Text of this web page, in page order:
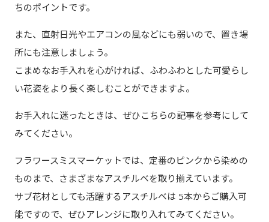
ちのポイントです。
また、直射日光やエアコンの風などにも弱いので、置き場
所にも注意しましょう。
こまめなお手入れを心がければ、ふわふわとした可愛らし
い花姿をより長く楽しむことができますよ。
お手入れに迷ったときは、ぜひこちらの記事を参考にして
みてください。
フラワースミスマーケットでは、定番のピンクから染めの
ものまで、さまざまなアスチルベを取り揃えています。
サブ花材としても活躍するアスチルベは 5本からご購入可
能ですので、ぜひアレンジに取り入れてみてください。